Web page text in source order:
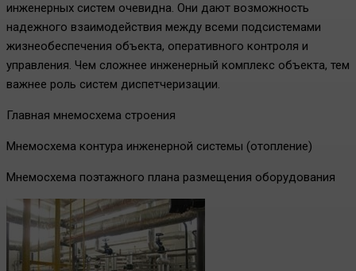
инженерных систем очевидна. Они дают возможность
надежного взаимодействия между всеми подсистемами
жизнеобеспечения объекта, оперативного контроля и
управления. Чем сложнее инженерный комплекс объекта, тем
важнее роль систем диспетчеризации.
Главная мнемосхема строения
Мнемосхема контура инженерной системы (отопление)
Мнемосхема поэтажного плана размещения оборудования